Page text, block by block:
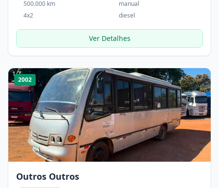
500.000 km
manual
4x2
diesel
Ver Detalhes
1/7
2002
Outros Outros